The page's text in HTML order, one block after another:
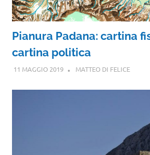
Pianura Padana: cartina
cartina politica
11 MAGGIO 2019 MATTEO DI FELICE